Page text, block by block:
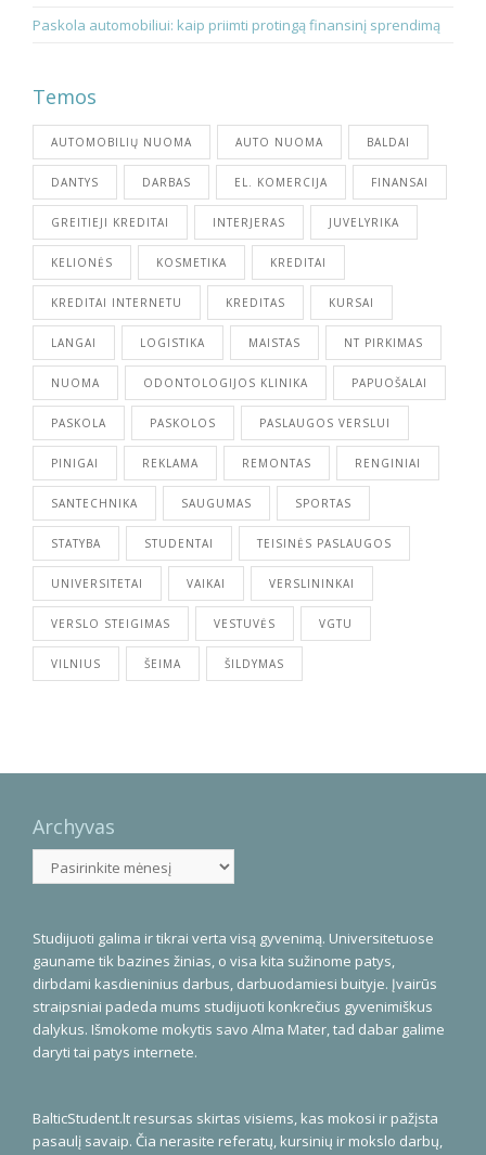
Paskola automobiliui: kaip priimti protingą finansinį sprendimą
Temos
AUTOMOBILIŲ NUOMA AUTO NUOMA BALDAI
DANTYS DARBAS EL. KOMERCIJA FINANSAI
GREITIEJI KREDITAI INTERJERAS JUVELYRIKA
KELIONĖS KOSMETIKA KREDITAI
KREDITAI INTERNETU KREDITAS KURSAI
LANGAI LOGISTIKA MAISTAS NT PIRKIMAS
NUOMA ODONTOLOGIJOS KLINIKA PAPUOŠALAI
PASKOLA PASKOLOS PASLAUGOS VERSLUI
PINIGAI REKLAMA REMONTAS RENGINIAI
SANTECHNIKA SAUGUMAS SPORTAS
STATYBA STUDENTAI TEISINĖS PASLAUGOS
UNIVERSITETAI VAIKAI VERSLININKAI
VERSLO STEIGIMAS VESTUVĖS VGTU
VILNIUS ŠEIMA ŠILDYMAS
Archyvas
Archyvas
Studijuoti galima ir tikrai verta visą gyvenimą. Universitetuose
gauname tik bazines žinias, o visa kita sužinome patys,
dirbdami kasdieninius darbus, darbuodamiesi buityje. Įvairūs
straipsniai padeda mums studijuoti konkrečius gyvenimiškus
dalykus. Išmokome mokytis savo Alma Mater, tad dabar galime
daryti tai patys internete.
BalticStudent.lt resursas skirtas visiems, kas mokosi ir pažįsta
pasaulį savaip. Čia nerasite referatų, kursinių ir mokslo darbų,